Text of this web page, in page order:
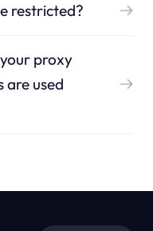
restricted?
proxy
are used